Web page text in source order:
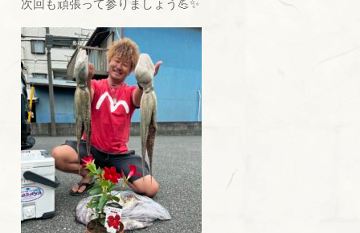
次回も頑張って参りましょう💪✨